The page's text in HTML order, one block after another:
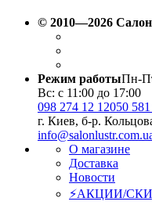
© 2010—2026
Режим работыПн-
Вс: с 11:00 до 17:00
098 274 12 12050 581
г. Киев, б-р.
О магазине
Доставка
Новости
⚡АКЦИИ/